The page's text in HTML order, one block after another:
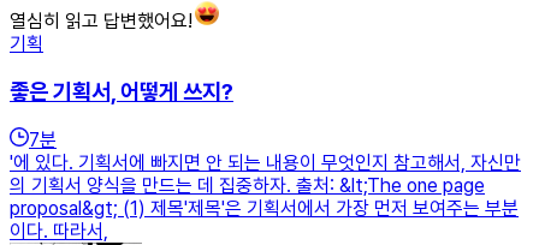
열심히 읽고 답변했어요!
기획
좋은 기획서, 어떻게 쓰지?
7분
'에 있다. 기획서에 빠지면 안 되는 내용이 무엇인지 참고해서, 자신만
의 기획서 양식을 만드는 데 집중하자. 출처: &lt;The one page
proposal&gt; (1) 제목'제목'은 기획서에서 가장 먼저 보여주는 부분
이다. 따라서,